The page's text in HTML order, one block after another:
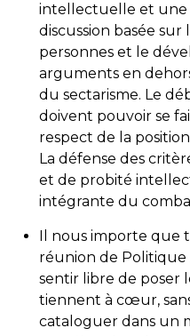
intellectuelle et une
discussion basée sur
personnes et le
arguments en
du sectarisme. Le
doivent pouvoir se
respect de la
La défense des
et de probité
intégrante du
Il nous importe que
réunion de Politique
sentir libre de poser
tiennent à cœur,
cataloguer dans un